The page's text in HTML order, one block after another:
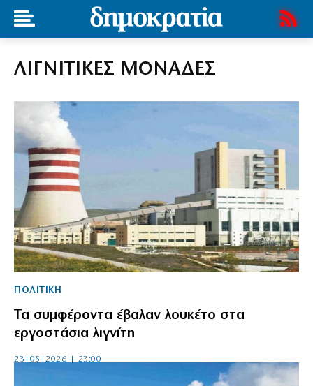
ΛΙΓΝΙΤΙΚΕΣ ΜΟΝΑΔΕΣ
ΠΟΛΙΤΙΚΗ
Τα συμφέροντα έβαλαν λουκέτο στα
εργοστάσια λιγνίτη
23|05|2026 | 23:00